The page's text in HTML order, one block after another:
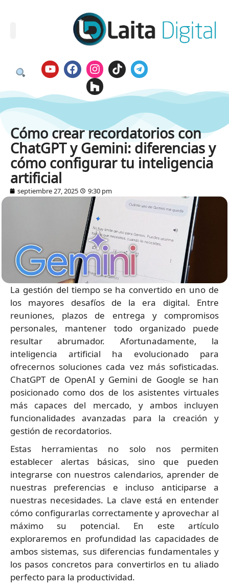
Cómo crear recordatorios con
ChatGPT y Gemini: diferencias y
cómo configurar tu inteligencia
artificial
septiembre 27, 2025 9:30 pm
La gestión del tiempo se ha convertido en uno de
los mayores desafíos de la era digital. Entre
reuniones, plazos de entrega y compromisos
personales, mantener todo organizado puede
resultar abrumador. Afortunadamente, la
inteligencia artificial ha evolucionado para
ofrecernos soluciones cada vez más sofisticadas.
ChatGPT de OpenAI y Gemini de Google se han
posicionado como dos de los asistentes virtuales
más capaces del mercado, y ambos incluyen
funcionalidades avanzadas para la creación y
gestión de recordatorios.
Estas herramientas no solo nos permiten
establecer alertas básicas, sino que pueden
integrarse con nuestros calendarios, aprender de
nuestras preferencias e incluso anticiparse a
nuestras necesidades. La clave está en entender
cómo configurarlas correctamente y aprovechar al
máximo su potencial. En este artículo
exploraremos en profundidad las capacidades de
ambos sistemas, sus diferencias fundamentales y
los pasos concretos para convertirlos en tu aliado
perfecto para la productividad.